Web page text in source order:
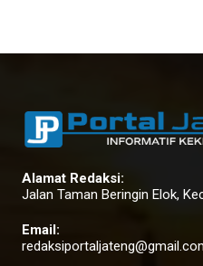
Alamat Redaksi:
Jalan Taman Beringin Elok,
Email: